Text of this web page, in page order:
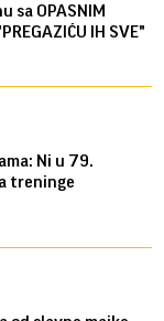
sa OPASNIM
IH SVE"
Ni u 79.
treninge